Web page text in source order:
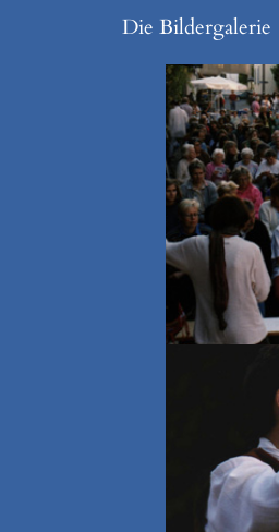
Die Bildergalerie